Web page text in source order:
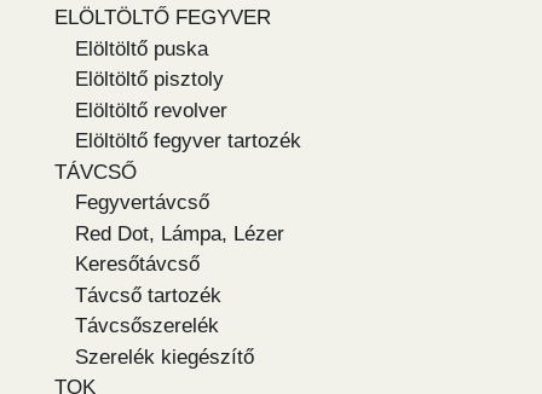
ELÖLTÖLTŐ FEGYVER
Elöltöltő puska
Elöltöltő pisztoly
Elöltöltő revolver
Elöltöltő fegyver tartozék
TÁVCSŐ
Fegyvertávcső
Red Dot, Lámpa, Lézer
Keresőtávcső
Távcső tartozék
Távcsőszerelék
Szerelék kiegészítő
TOK